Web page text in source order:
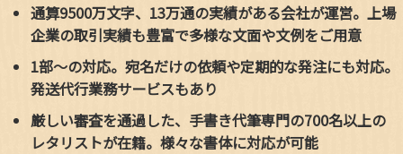
通算9500万文字、13万通の実績がある会社が運営。上場
企業の取引実績も豊富で多様な文面や文例をご用意
1部～の対応。宛名だけの依頼や定期的な発注にも対応。
発送代行業務サービスもあり
厳しい審査を通過した、手書き代筆専門の700名以上の
レタリストが在籍。様々な書体に対応が可能